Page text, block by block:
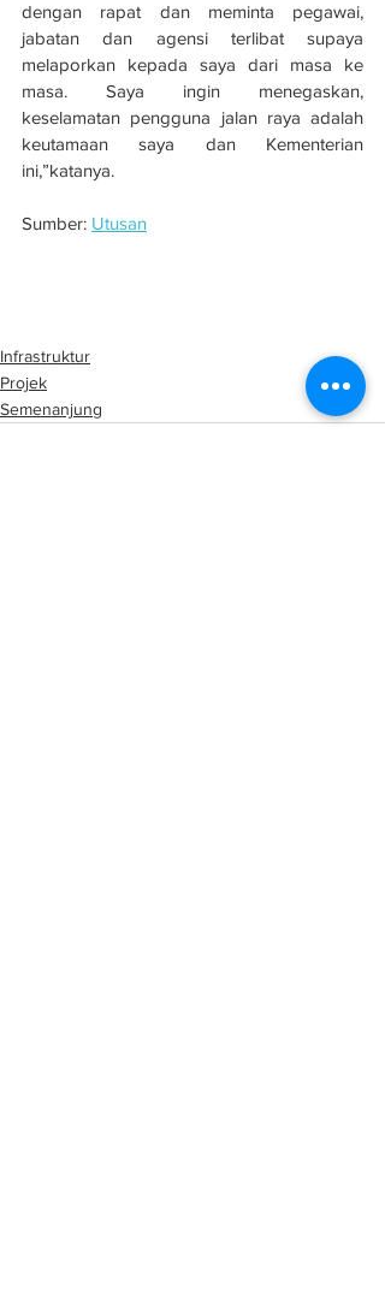
dengan rapat dan meminta pegawai,
jabatan dan agensi terlibat supaya
melaporkan kepada saya dari masa ke
masa. Saya ingin menegaskan,
keselamatan pengguna jalan raya adalah
keutamaan saya dan Kementerian
ini,”katanya.
Sumber: Utusan
Infrastruktur
Projek
Semenanjung